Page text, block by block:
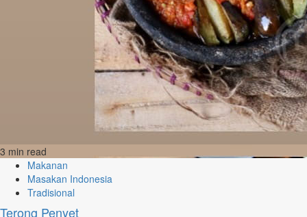
3 min read
Makanan
Masakan Indonesia
Tradisional
Terong Penyet